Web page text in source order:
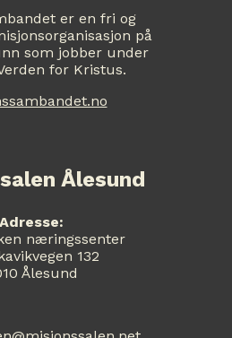
er en fri og
på
som jobber under
for Kristus.
Ålesund
Adresse:
næringssenter
132
Ålesund